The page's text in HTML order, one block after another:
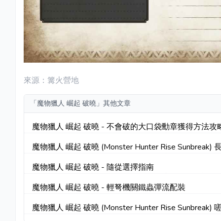
來源：篝火營地
「魔物獵人 崛起 破曉」其他文章
魔物獵人 崛起 破曉 - 不會破的大口袋勳章獲得方法攻
魔物獵人 崛起 破曉 (Monster Hunter Rise Sunbreak)
魔物獵人 崛起 破曉 - 隨從選擇指南
魔物獵人 崛起 破曉 - 輕弩機關鐵蟲彈流配裝
魔物獵人 崛起 破曉 (Monster Hunter Rise Sunbreak)